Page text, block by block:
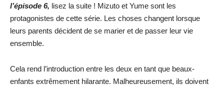
l’épisode 6, lisez la suite ! Mizuto et Yume sont les
protagonistes de cette série. Les choses changent lorsque
leurs parents décident de se marier et de passer leur vie
ensemble.
Cela rend l’introduction entre les deux en tant que beaux-
enfants extrêmement hilarante. Malheureusement, ils doivent